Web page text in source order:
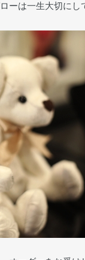
ーは一生大切にし